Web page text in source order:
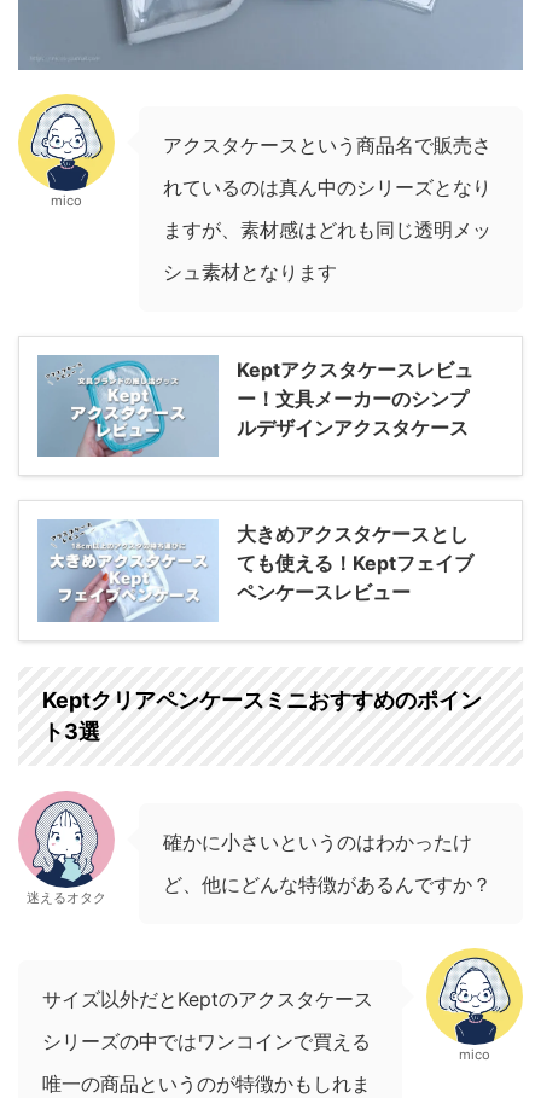
mico
アクスタケースという商品名で販売さ
れているのは真ん中のシリーズとなり
ますが、素材感はどれも同じ透明メッ
シュ素材となります
Keptアクスタケースレビュ
ー！文具メーカーのシンプ
ルデザインアクスタケース
大きめアクスタケースとし
ても使える！Keptフェイブ
ペンケースレビュー
Keptクリアペンケースミニおすすめのポイン
ト3選
迷えるオタク
確かに小さいというのはわかったけ
ど、他にどんな特徴があるんですか？
サイズ以外だとKeptのアクスタケース
シリーズの中ではワンコインで買える
唯一の商品というのが特徴かもしれま
mico